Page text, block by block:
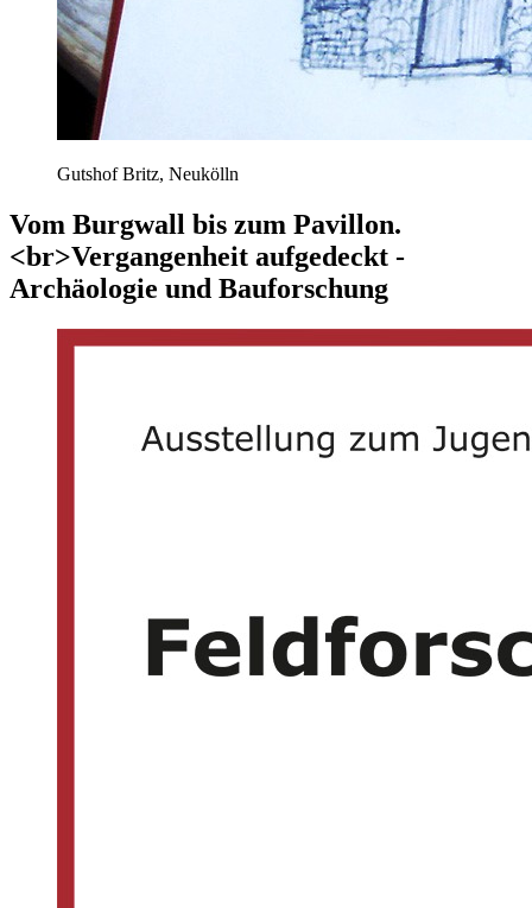
Gutshof Britz, Neukölln
Vom Burgwall bis zum Pavillon.
<br>Vergangenheit aufgedeckt -
Archäologie und Bauforschung